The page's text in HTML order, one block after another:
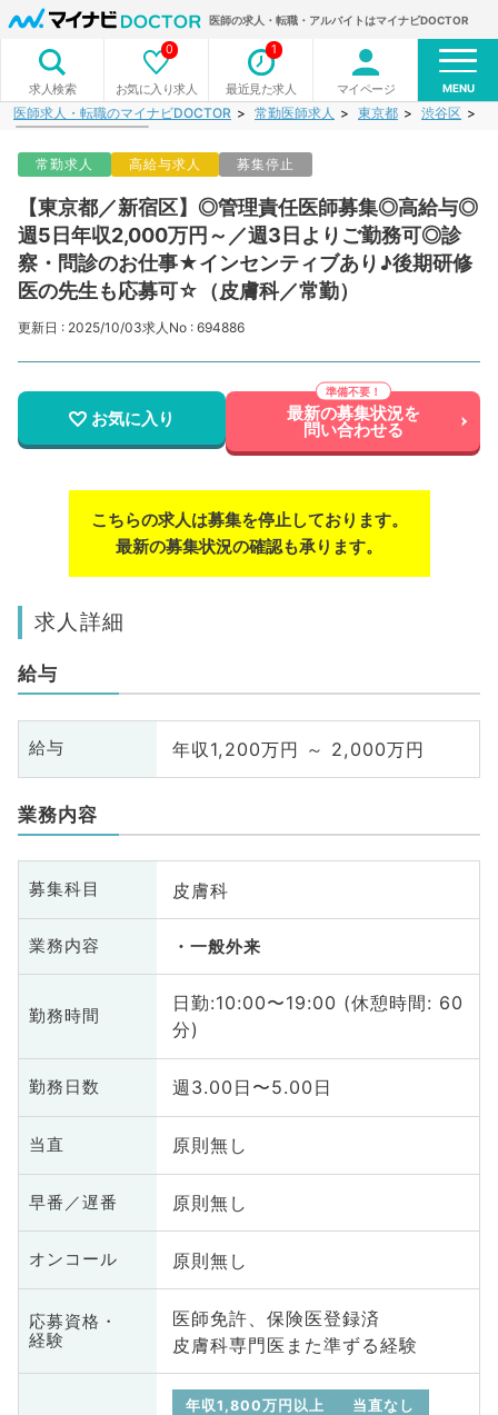
医師の求人・転職・アルバイトはマイナビDOCTOR
求人検索 お気に入り求人
0
最近見た求人
1
マイページ MENU
医師求人・転職のマイナビDOCTOR 常勤医師求人 東京都 渋谷区
常勤求人 高給与求人 募集停止
【東京都／新宿区】◎管理責任医師募集◎高給与◎
週5日年収2,000万円～／週3日よりご勤務可◎診
察・問診のお仕事★インセンティブあり♪後期研修
医の先生も応募可☆（皮膚科／常勤）
更新日 : 2025/10/03求人No : 694886
お気に入り 最新の募集状況を
問い合わせる
こちらの求人は募集を停止しております。
最新の募集状況の確認も承ります。
求人詳細
給与
給与 年収1,200万円 ～ 2,000万円
業務内容
募集科目 皮膚科
業務内容 一般外来
勤務時間
日勤:10:00〜19:00 (休憩時間: 60
分)
勤務日数 週3.00日〜5.00日
当直 原則無し
早番／遅番 原則無し
オンコール 原則無し
応募資格・
経験
医師免許、保険医登録済
皮膚科専門医また準ずる経験
年収1,800万円以上
当直なし